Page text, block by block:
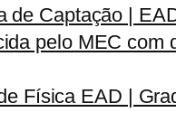
de Captação |
pelo MEC com
Física EAD |